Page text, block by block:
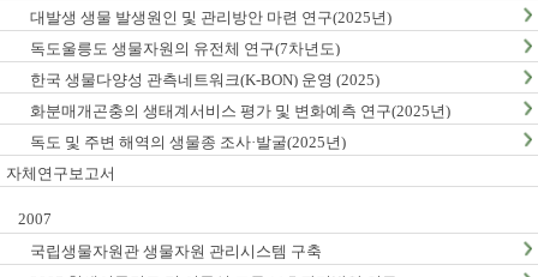
대발생 생물 발생원인 및 관리방안 마련 연구(2025년)
독도울릉도 생물자원의 유전체 연구(7차년도)
한국 생물다양성 관측네트워크(K-BON) 운영 (2025)
화분매개곤충의 생태계서비스 평가 및 변화예측 연구(2025년)
독도 및 주변 해역의 생물종 조사·발굴(2025년)
자체연구보고서
2007
국립생물자원관 생물자원 관리시스템 구축